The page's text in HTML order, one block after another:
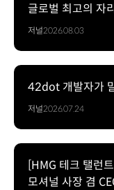
글로벌 최고의 자
저널2026.08.03
42dot 개발자가
저널2026.07.24
[HMG 테크 탤런
모셔널 사장 겸